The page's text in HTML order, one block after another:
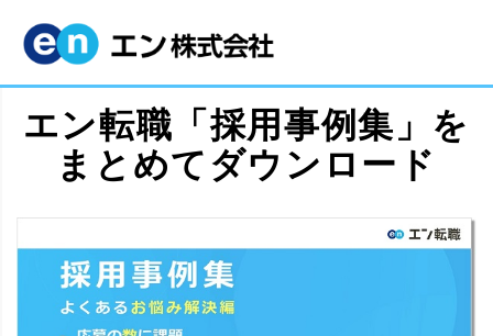
エン転職「採用事例集」を
まとめてダウンロード